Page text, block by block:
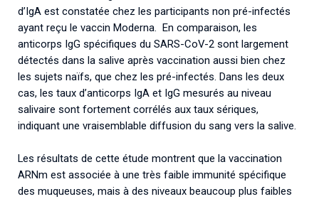
d’IgA est constatée chez les participants non pré-infectés
ayant reçu le vaccin Moderna. En comparaison, les
anticorps IgG spécifiques du SARS-CoV-2 sont largement
détectés dans la salive après vaccination aussi bien chez
les sujets naïfs, que chez les pré-infectés. Dans les deux
cas, les taux d’anticorps IgA et IgG mesurés au niveau
salivaire sont fortement corrélés aux taux sériques,
indiquant une vraisemblable diffusion du sang vers la salive.
Les résultats de cette étude montrent que la vaccination
ARNm est associée à une très faible immunité spécifique
des muqueuses, mais à des niveaux beaucoup plus faibles